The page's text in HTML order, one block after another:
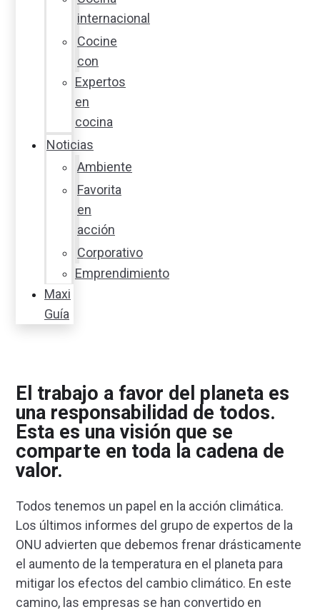
internacional
Cocine
con
Expertos
en
cocina
Noticias
Ambiente
Favorita
en
acción
Corporativo
Emprendimiento
Maxi
Guía
El trabajo a favor del planeta es
una responsabilidad de todos.
Esta es una visión que se
comparte en toda la cadena de
valor.
Todos tenemos un papel en la acción climática.
Los últimos informes del grupo de expertos de la
ONU advierten que debemos frenar drásticamente
el aumento de la temperatura en el planeta para
mitigar los efectos del cambio climático. En este
camino, las empresas se han convertido en